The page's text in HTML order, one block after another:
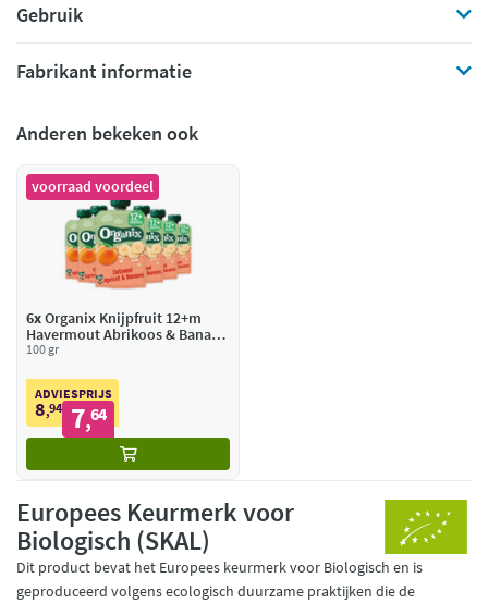
Gebruik
Fabrikant informatie
Anderen bekeken ook
voorraad voordeel
6xOrganix Knijpfruit 12+m
Havermout Abrikoos & Banaan
BIO
100 gr
ADVIESPRIJS
8,94 7,64
Europees Keurmerk voor
Biologisch (SKAL)
Dit product bevat het Europees keurmerk voor Biologisch en is
geproduceerd volgens ecologisch duurzame praktijken die de